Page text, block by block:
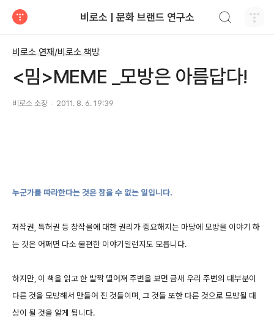
비로소 | 문화 브랜드 연구소
비로소 연재/비로소 책방
<밈>MEME _모방은 아름답다!
비로소 소장 2011. 8. 6. 19:39
누군가를 따라한다는 것은 참을 수 없는 일입니다.
저작권, 특허권 등 창작물에 대한 권리가 중요해지는 마당에 모방을 이야기 하
는 것은 어쩌면 다소 불편한 이야기일런지도 모릅니다.
하지만, 이 책을 읽고 한 발짝 떨어져 주변을 보면 금새 우리 주변의 대부분이
다른 것을 모방해서 만들어 진 것들이며, 그 것들 또한 다른 것으로 모방될 대
상이 될 것을 알게 됩니다.